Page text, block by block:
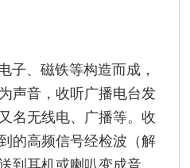
、磁铁等构造而成，
声音，收听广播电台发
名无线电、广播等。收
的高频信号经检波（解
到耳机或喇叭变成音